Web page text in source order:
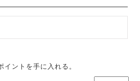
イントを手に入れる。